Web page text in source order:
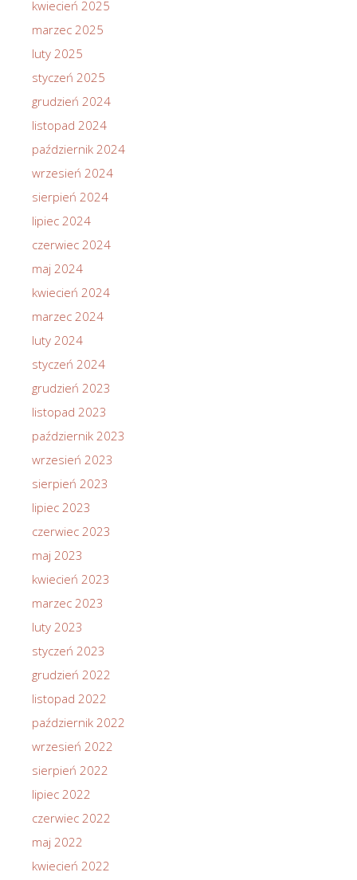
kwiecień 2025
marzec 2025
luty 2025
styczeń 2025
grudzień 2024
listopad 2024
październik 2024
wrzesień 2024
sierpień 2024
lipiec 2024
czerwiec 2024
maj 2024
kwiecień 2024
marzec 2024
luty 2024
styczeń 2024
grudzień 2023
listopad 2023
październik 2023
wrzesień 2023
sierpień 2023
lipiec 2023
czerwiec 2023
maj 2023
kwiecień 2023
marzec 2023
luty 2023
styczeń 2023
grudzień 2022
listopad 2022
październik 2022
wrzesień 2022
sierpień 2022
lipiec 2022
czerwiec 2022
maj 2022
kwiecień 2022